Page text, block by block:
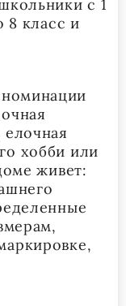
с 1
8 класс и
хобби или
живет: